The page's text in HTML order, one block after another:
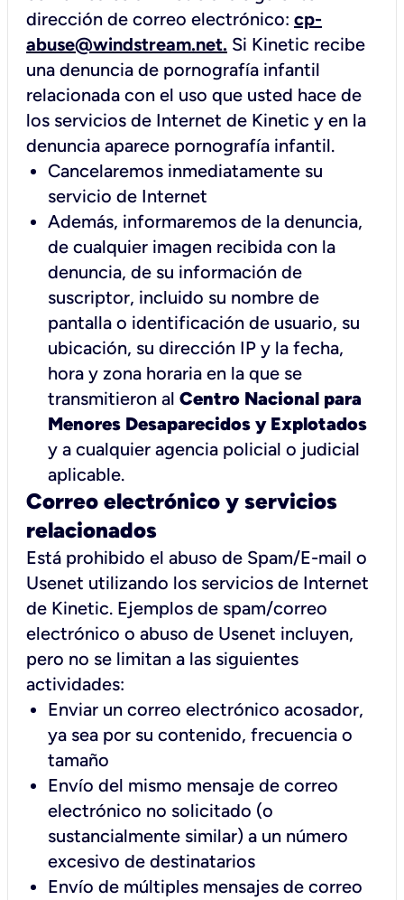
dirección de correo electrónico: cp-
abuse@windstream.net. Si Kinetic recibe
una denuncia de pornografía infantil
relacionada con el uso que usted hace de
los servicios de Internet de Kinetic y en la
denuncia aparece pornografía infantil.
Cancelaremos inmediatamente su
servicio de Internet
Además, informaremos de la denuncia,
de cualquier imagen recibida con la
denuncia, de su información de
suscriptor, incluido su nombre de
pantalla o identificación de usuario, su
ubicación, su dirección IP y la fecha,
hora y zona horaria en la que se
transmitieron al Centro Nacional para
Menores Desaparecidos y Explotados
y a cualquier agencia policial o judicial
aplicable.
Correo electrónico y servicios
relacionados
Está prohibido el abuso de Spam/E-mail o
Usenet utilizando los servicios de Internet
de Kinetic. Ejemplos de spam/correo
electrónico o abuso de Usenet incluyen,
pero no se limitan a las siguientes
actividades:
Enviar un correo electrónico acosador,
ya sea por su contenido, frecuencia o
tamaño
Envío del mismo mensaje de correo
electrónico no solicitado (o
sustancialmente similar) a un número
excesivo de destinatarios
Envío de múltiples mensajes de correo